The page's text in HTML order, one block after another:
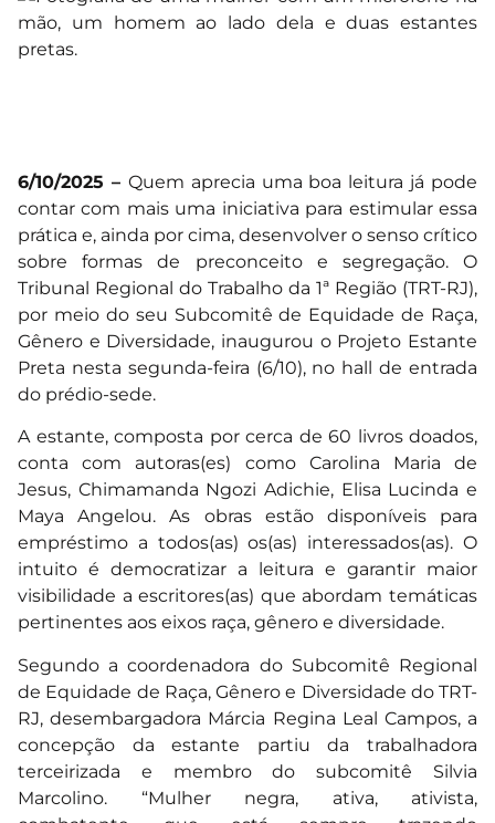
6/10/2025 – Quem aprecia uma boa leitura já pode
contar com mais uma iniciativa para estimular essa
prática e, ainda por cima, desenvolver o senso crítico
sobre formas de preconceito e segregação. O
Tribunal Regional do Trabalho da 1ª Região (TRT-RJ),
por meio do seu Subcomitê de Equidade de Raça,
Gênero e Diversidade, inaugurou o Projeto Estante
Preta nesta segunda-feira (6/10), no hall de entrada
do prédio-sede.
A estante, composta por cerca de 60 livros doados,
conta com autoras(es) como Carolina Maria de
Jesus, Chimamanda Ngozi Adichie, Elisa Lucinda e
Maya Angelou. As obras estão disponíveis para
empréstimo a todos(as) os(as) interessados(as). O
intuito é democratizar a leitura e garantir maior
visibilidade a escritores(as) que abordam temáticas
pertinentes aos eixos raça, gênero e diversidade.
Segundo a coordenadora do Subcomitê Regional
de Equidade de Raça, Gênero e Diversidade do TRT-
RJ, desembargadora Márcia Regina Leal Campos, a
concepção da estante partiu da trabalhadora
terceirizada e membro do subcomitê Silvia
Marcolino. “Mulher negra, ativa, ativista,